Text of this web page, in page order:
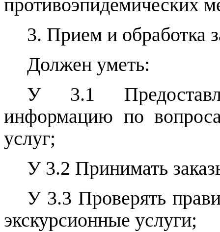
противоэпидемических
3. Прием и обработка
Должен уметь:
У 3.1
информацию по
услуг;
У 3.2 Принимать
У 3.3 Проверять
экскурсионные услуги;